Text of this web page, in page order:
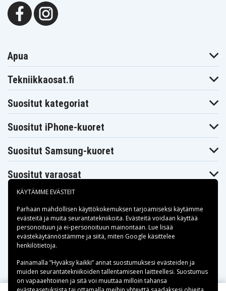
Apua
Tekniikkaosat.fi
Suositut kategoriat
Suositut iPhone-kuoret
Suositut Samsung-kuoret
Suositut varaosat
Maksuvaihtoehdot
Toimitusvaihtoehdot
KÄYTÄMME EVÄSTEIT
Parhaan mahdollisen käyttökokemuksen tarjoamiseksi käytämme
evästeitä ja muita seurantatekniikoita. Evästeitä voidaan käyttää
personoituun ja ei-personoituun mainontaan. Lue lisää
evästekäytännöstämme ja siitä, miten Google käsittelee
henkilötietoja.
Painamalla ”Hyväksy kaikki” annat suostumuksesi evästeiden ja
muiden seurantatekniikoiden tallentamiseen laitteellesi. Suostumus
on vapaaehtoinen ja sitä voi muuttaa milloin tahansa